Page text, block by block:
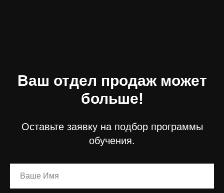
Ваш отдел продаж может
больше!
Оставьте заявку на подбор программы
обучения.